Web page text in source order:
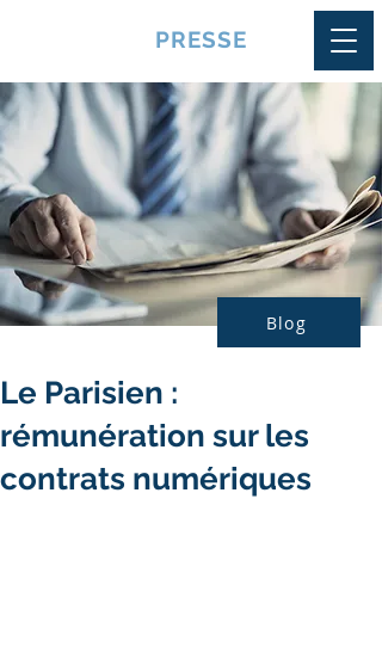
PRESSE
Blog
Le Parisien :
rémunération sur les
contrats numériques